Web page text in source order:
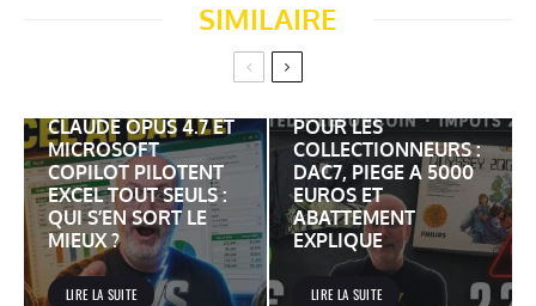
SIMILAIRE
CLAUDE OPUS 4.7 ET
MICROSOFT
COPILOT PILOTENT
EXCEL TOUT SEULS :
QUI S’EN SORT LE
MIEUX ?
LIRE LA SUITE
VINTED LEBONCOIN
POUR LES
COLLECTIONNEURS :
DAC7, PIEGE A 5000
EUROS ET
ABATTEMENT
EXPLIQUE
LIRE LA SUITE